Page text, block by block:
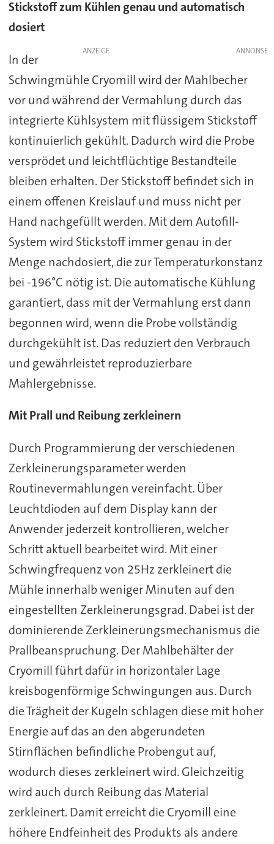
Stickstoff zum Kühlen genau und automatisch
dosiert
ANZEIGE
In der
Schwingmühle Cryomill wird der Mahlbecher
vor und während der Vermahlung durch das
integrierte Kühlsystem mit flüssigem Stickstoff
kontinuierlich gekühlt. Dadurch wird die Probe
versprödet und leichtflüchtige Bestandteile
bleiben erhalten. Der Stickstoff befindet sich in
einem offenen Kreislauf und muss nicht per
Hand nachgefüllt werden. Mit dem Autofill-
System wird Stickstoff immer genau in der
Menge nachdosiert, die zur Temperaturkonstanz
bei -196°C nötig ist. Die automatische Kühlung
garantiert, dass mit der Vermahlung erst dann
begonnen wird, wenn die Probe vollständig
durchgekühlt ist. Das reduziert den Verbrauch
und gewährleistet reproduzierbare
Mahlergebnisse.
Mit Prall und Reibung zerkleinern
Durch Programmierung der verschiedenen
Zerkleinerungsparameter werden
Routinevermahlungen vereinfacht. Über
Leuchtdioden auf dem Display kann der
Anwender jederzeit kontrollieren, welcher
Schritt aktuell bearbeitet wird. Mit einer
Schwingfrequenz von 25Hz zerkleinert die
Mühle innerhalb weniger Minuten auf den
eingestellten Zerkleinerungsgrad. Dabei ist der
dominierende Zerkleinerungsmechanismus die
Prallbeanspruchung. Der Mahlbehälter der
Cryomill führt dafür in horizontaler Lage
kreisbogenförmige Schwingungen aus. Durch
die Trägheit der Kugeln schlagen diese mit hoher
Energie auf das an den abgerundeten
Stirnflächen befindliche Probengut auf,
wodurch dieses zerkleinert wird. Gleichzeitig
wird auch durch Reibung das Material
zerkleinert. Damit erreicht die Cryomill eine
höhere Endfeinheit des Produkts als andere